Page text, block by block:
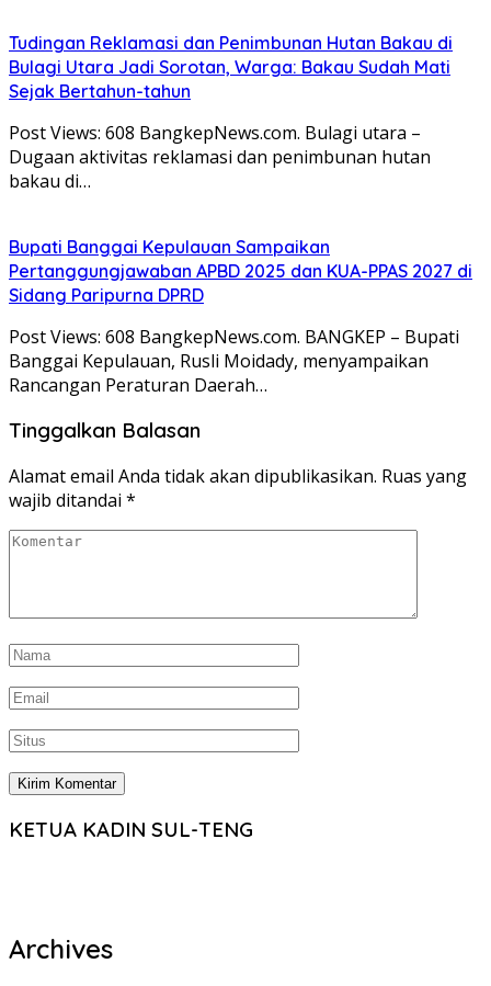
Tudingan Reklamasi dan Penimbunan Hutan Bakau di
Bulagi Utara Jadi Sorotan, Warga: Bakau Sudah Mati
Sejak Bertahun-tahun
Post Views: 608 BangkepNews.com. Bulagi utara –
Dugaan aktivitas reklamasi dan penimbunan hutan
bakau di…
Bupati Banggai Kepulauan Sampaikan
Pertanggungjawaban APBD 2025 dan KUA-PPAS 2027 di
Sidang Paripurna DPRD
Post Views: 608 BangkepNews.com. BANGKEP – Bupati
Banggai Kepulauan, Rusli Moidady, menyampaikan
Rancangan Peraturan Daerah…
Tinggalkan Balasan
Alamat email Anda tidak akan dipublikasikan. Ruas yang
wajib ditandai *
KETUA KADIN SUL-TENG
Archives